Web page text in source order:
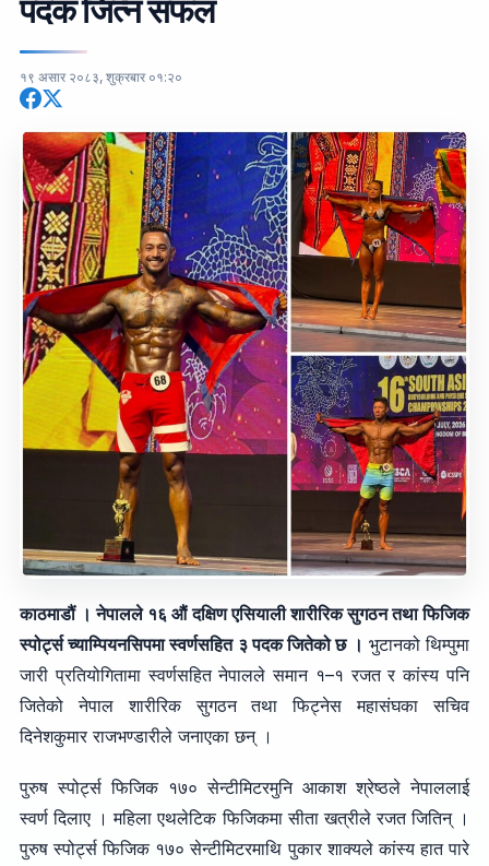
पदक जित्न सफल
१९ असार २०८३, शुक्रबार ०१:२०
काठमाडौं । नेपालले १६ औं दक्षिण एसियाली शारीरिक सुगठन तथा फिजिक
स्पोर्ट्स च्याम्पियनसिपमा स्वर्णसहित ३ पदक जितेको छ । भुटानको थिम्पुमा
जारी प्रतियोगितामा स्वर्णसहित नेपालले समान १–१ रजत र कांस्य पनि
जितेको नेपाल शारीरिक सुगठन तथा फिट्नेस महासंघका सचिव
दिनेशकुमार राजभण्डारीले जनाएका छन् ।
पुरुष स्पोर्ट्स फिजिक १७० सेन्टीमिटरमुनि आकाश श्रेष्ठले नेपाललाई
स्वर्ण दिलाए । महिला एथलेटिक फिजिकमा सीता खत्रीले रजत जितिन् ।
पुरुष स्पोर्ट्स फिजिक १७० सेन्टीमिटरमाथि पुकार शाक्यले कांस्य हात पारे